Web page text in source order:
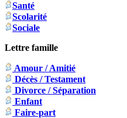
Santé
Scolarité
Sociale
Lettre famille
Amour / Amitié
Décès / Testament
Divorce / Séparation
Enfant
Faire-part